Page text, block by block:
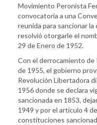
Movimiento Peronista
convocatoria a una
reunida para sancionar
resolvió otorgarle el
29 de Enero de 1952.
Con el derrocamiento de
de 1955, el gobierno
Revolución Libertadora
1956 donde se declara
sancionada en 1853,
1949 y por el artículo 4
constituciones